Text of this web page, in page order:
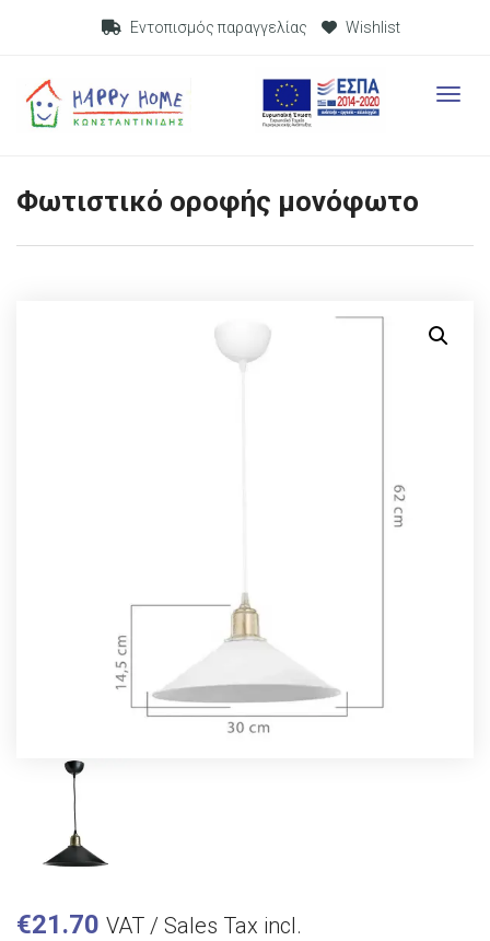
Εντοπισμός παραγγελίας Visit Link
Wishlist
Visit
Φωτιστικό οροφής μονόφωτο
€21.70 VAT / Sales Tax incl.